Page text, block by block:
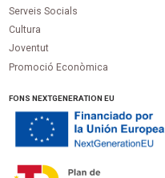
Serveis Socials
Cultura
Joventut
Promoció Econòmica
FONS NEXTGENERATION EU